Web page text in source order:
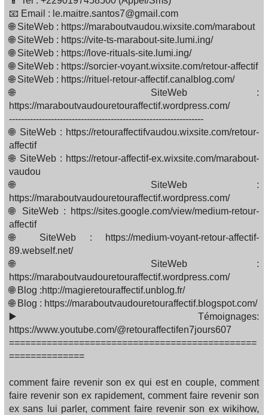
📧 Email : le.maitre.santos7@gmail.com
🌐 SiteWeb : https://maraboutvaudou.wixsite.com/marabout
🌐 SiteWeb : https://vite-ts-marabout-site.lumi.ing/
🌐 SiteWeb : https://love-rituals-site.lumi.ing/
🌐 SiteWeb : https://sorcier-voyant.wixsite.com/retour-affectif
🌐 SiteWeb : https://rituel-retour-affectif.canalblog.com/
🌐 SiteWeb :
https://maraboutvaudouretouraffectif.wordpress.com/
-----------------------------------------------------------------
🌐 SiteWeb : https://retouraffectifvaudou.wixsite.com/retour-
affectif
🌐 SiteWeb : https://retour-affectif-ex.wixsite.com/marabout-
vaudou
🌐 SiteWeb :
https://maraboutvaudouretouraffectif.wordpress.com/
🌐 SiteWeb : https://sites.google.com/view/medium-retour-
affectif
🌐 SiteWeb : https://medium-voyant-retour-affectif-
89.webself.net/
🌐 SiteWeb :
https://maraboutvaudouretouraffectif.wordpress.com/
🌐 Blog :http://magieretouraffectif.unblog.fr/
🌐 Blog : https://maraboutvaudouretouraffectif.blogspot.com/
▶️ Témoignages:
https://www.youtube.com/@retouraffectifen7jours607
==============================================
==============
comment faire revenir son ex qui est en couple, comment
faire revenir son ex rapidement, comment faire revenir son
ex sans lui parler, comment faire revenir son ex wikihow,